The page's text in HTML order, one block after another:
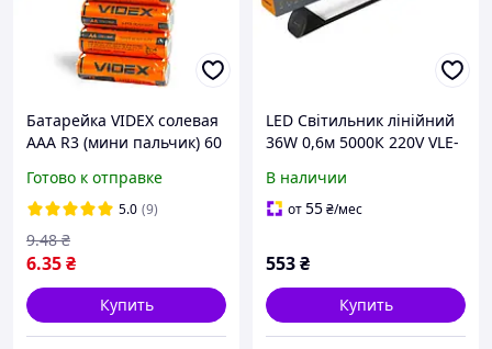
Батарейка VIDEX солевая
AAA R3 (мини пальчик) 60
Готово к отправке
5.0 (9)
6.35₴
9.48 ₴
Купить
LED Світильник лінійний
36W 0,6м 5000К 220V VLE-
В наличии
от55₴/мес
553₴
Купить